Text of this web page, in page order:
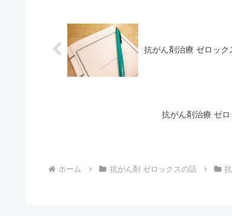
抗がん剤治療 ゼロック
抗がん剤治療 ゼ
ホーム 抗がん剤 ゼロックスの話